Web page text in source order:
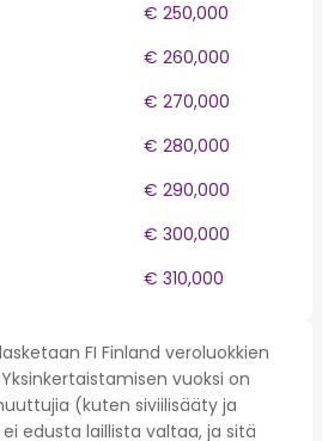
€ 250,000
€ 260,000
€ 270,000
€ 280,000
€ 290,000
€ 300,000
€ 310,000
FI Finland veroluokkien
vuoksi on
(kuten siviilisääty ja
edusta laillista valtaa, ja sitä